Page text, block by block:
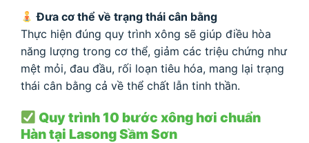
Đưa cơ thể về trạng thái cân bằng
Thực hiện đúng quy trình xông sẽ giúp điều hòa
năng lượng trong cơ thể, giảm các triệu chứng như
mệt mỏi, đau đầu, rối loạn tiêu hóa, mang lại trạng
thái cân bằng cả về thể chất lẫn tinh thần.
Quy trình 10 bước xông hơi chuẩn
Hàn tại Lasong Sầm Sơn